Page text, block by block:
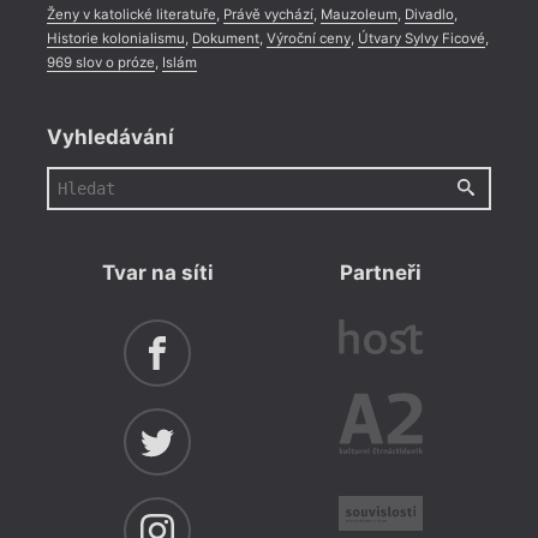
Ženy v katolické literatuře, Právě vychází, Mauzoleum, Divadlo,
Historie kolonialismu, Dokument, Výroční ceny, Útvary Sylvy Ficové,
969 slov o próze, Islám
Vyhledávání
Tvar na síti Partneři